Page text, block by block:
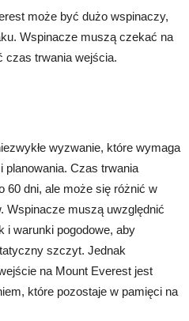
może być dużo wspinaczy,
Wspinacze muszą czekać na
czas trwania wejścia.
wyzwanie, które wymaga
planowania. Czas trwania
60 dni, ale może się różnić w
Wspinacze muszą uwzględnić
i warunki pogodowe, aby
szczyt. Jednak
na Mount Everest jest
które pozostaje w pamięci na